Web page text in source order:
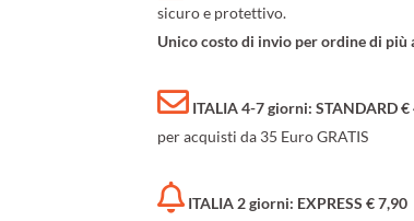
sicuro e protettivo.
Unico costo di invio per ordine di più
ITALIA 4-7 giorni: STANDARD €
per acquisti da 35 Euro GRATIS
ITALIA 2 giorni: EXPRESS € 7,90